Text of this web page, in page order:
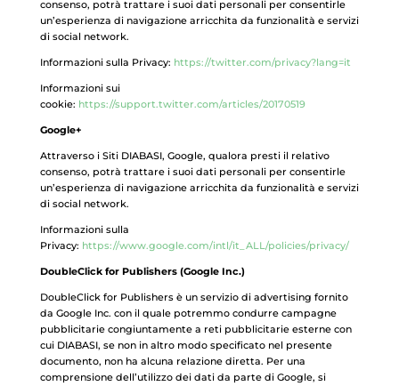
consenso, potrà trattare i suoi dati personali per consentirle
un’esperienza di navigazione arricchita da funzionalità e servizi
di social network.
Informazioni sulla Privacy: https://twitter.com/privacy?lang=it
Informazioni sui
cookie: https://support.twitter.com/articles/20170519
Google+
Attraverso i Siti DIABASI, Google, qualora presti il relativo
consenso, potrà trattare i suoi dati personali per consentirle
un’esperienza di navigazione arricchita da funzionalità e servizi
di social network.
Informazioni sulla
Privacy: https://www.google.com/intl/it_ALL/policies/privacy/
DoubleClick for Publishers (Google Inc.)
DoubleClick for Publishers è un servizio di advertising fornito
da Google Inc. con il quale potremmo condurre campagne
pubblicitarie congiuntamente a reti pubblicitarie esterne con
cui DIABASI, se non in altro modo specificato nel presente
documento, non ha alcuna relazione diretta. Per una
comprensione dell’utilizzo dei dati da parte di Google, si